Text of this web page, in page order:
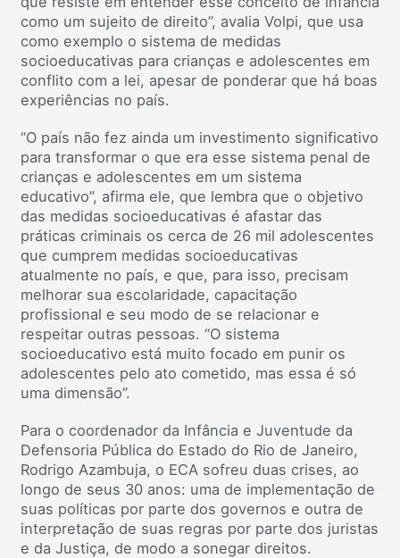
como um sujeito de direito”, avalia Volpi, que usa
como exemplo o sistema de medidas
socioeducativas para crianças e adolescentes em
conflito com a lei, apesar de ponderar que há boas
experiências no país.
“O país não fez ainda um investimento significativo
para transformar o que era esse sistema penal de
crianças e adolescentes em um sistema
educativo”, afirma ele, que lembra que o objetivo
das medidas socioeducativas é afastar das
práticas criminais os cerca de 26 mil adolescentes
que cumprem medidas socioeducativas
atualmente no país, e que, para isso, precisam
melhorar sua escolaridade, capacitação
profissional e seu modo de se relacionar e
respeitar outras pessoas. “O sistema
socioeducativo está muito focado em punir os
adolescentes pelo ato cometido, mas essa é só
uma dimensão”.
Para o coordenador da Infância e Juventude da
Defensoria Pública do Estado do Rio de Janeiro,
Rodrigo Azambuja, o ECA sofreu duas crises, ao
longo de seus 30 anos: uma de implementação de
suas políticas por parte dos governos e outra de
interpretação de suas regras por parte dos juristas
e da Justiça, de modo a sonegar direitos.